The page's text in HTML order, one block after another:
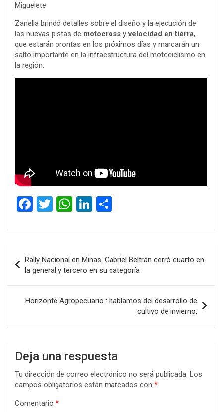
Miguelete.
Zanella brindó detalles sobre el diseño y la ejecución de
las nuevas pistas de motocross yvelocidad en tierra,
que estarán prontas en los próximos días y marcarán un
salto importante en la infraestructura del motociclismo en
la región.
F
ce
b
o
o
k
T
tt
er
W
at
A
p
p
Li
ke
n
m
p
ar
tir
de
entradas
Rally Nacional en Minas: Gabriel Beltrán cerró cuarto en
la general y tercero en su categoría
Horizonte Agropecuario : hablamos del desarrollo de
cultivo de invierno.
Deja una respuesta
Tu dirección de correo electrónico no será publicada. Los
campos obligatorios están marcados con *
Comentario *